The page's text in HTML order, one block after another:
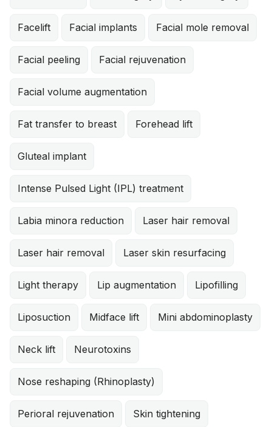
Facelift Facial implants Facial mole removal
Facial peeling Facial rejuvenation
Facial volume augmentation
Fat transfer to breast Forehead lift
Gluteal implant
Intense Pulsed Light (IPL) treatment
Labia minora reduction Laser hair removal
Laser hair removal Laser skin resurfacing
Light therapy Lip augmentation Lipofilling
Liposuction Midface lift Mini abdominoplasty
Neck lift Neurotoxins
Nose reshaping (Rhinoplasty)
Perioral rejuvenation Skin tightening